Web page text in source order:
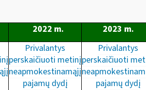
2022 m.
2023 m.
Privalantys
perskaičiuoti metinį
neapmokestinamąjį
pajamų dydį
Privalantys
perskaičiuoti
pajamų dydį